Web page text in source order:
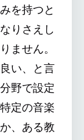
を持つと
りさえし
ません。
い、と言
野で設定
定の音楽
、ある教